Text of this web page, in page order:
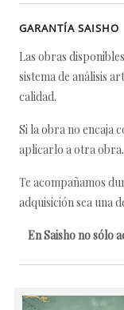
GARANTÍA SAISHO
Las obras
sistema de análisis
calidad.
Si la obra no encaja
aplicarlo a otra obra.
Te acompañamos
adquisición sea una
En Saisho no sólo